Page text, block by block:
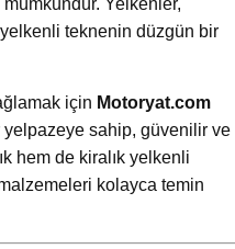
Yelkenler,
teknenin düzgün bir
için Motoryat.com
sahip, güvenilir ve
hem de kiralık yelkenli
kolayca temin